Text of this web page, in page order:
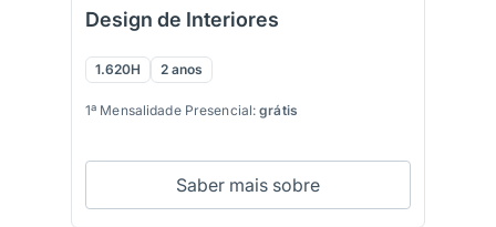
Design de Interiores
1.620H 2 anos
1ª Mensalidade Presencial:grátis
Saber mais sobre